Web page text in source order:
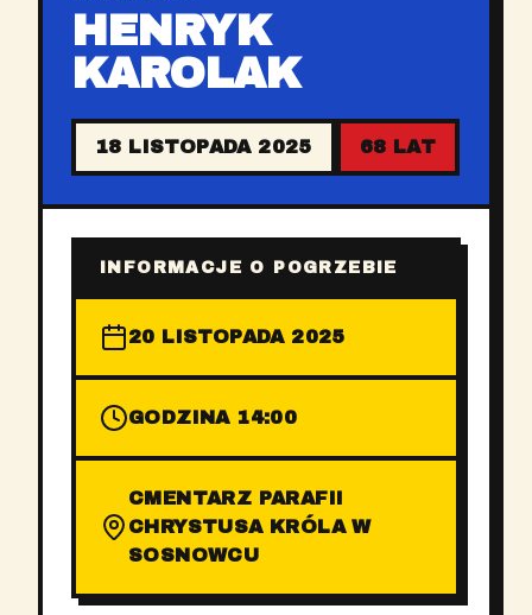
HENRYK
KAROLAK
18 LISTOPADA 2025 68 LAT
INFORMACJE O POGRZEBIE
20 LISTOPADA 2025
GODZINA 14:00
CMENTARZ PARAFII
CHRYSTUSA KRÓLA W
SOSNOWCU